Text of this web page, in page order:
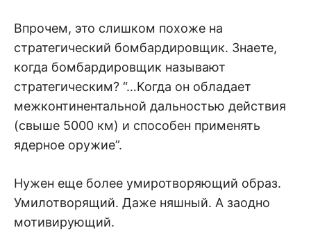
Впрочем, это слишком похоже на
стратегический бомбардировщик. Знаете,
когда бомбардировщик называют
стратегическим? “…Когда он обладает
межконтинентальной дальностью действия
(свыше 5000 км) и способен применять
ядерное оружие”.
Нужен еще более умиротворяющий образ.
Умилотворящий. Даже няшный. А заодно
мотивирующий.